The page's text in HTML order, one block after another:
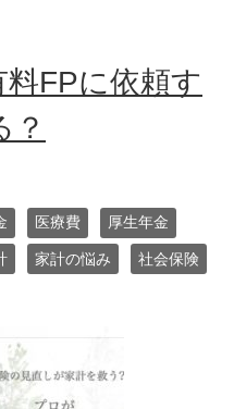
FPに依頼す
？
医療費 厚生年金
家計の悩み 社会保険